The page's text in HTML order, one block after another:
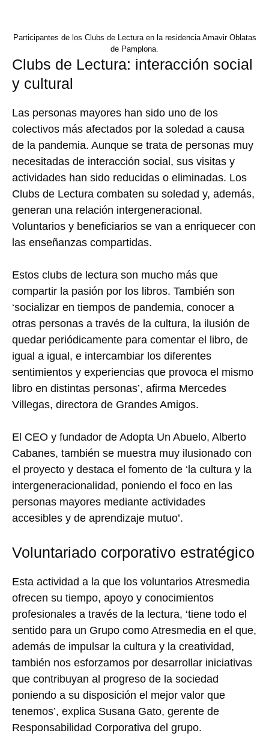
Participantes de los Clubs de Lectura en la residencia Amavir Oblatas
de Pamplona.
Clubs de Lectura: interacción social
y cultural
Las personas mayores han sido uno de los
colectivos más afectados por la soledad a causa
de la pandemia. Aunque se trata de personas muy
necesitadas de interacción social, sus visitas y
actividades han sido reducidas o eliminadas. Los
Clubs de Lectura combaten su soledad y, además,
generan una relación intergeneracional.
Voluntarios y beneficiarios se van a enriquecer con
las enseñanzas compartidas.
Estos clubs de lectura son mucho más que
compartir la pasión por los libros. También son
‘socializar en tiempos de pandemia, conocer a
otras personas a través de la cultura, la ilusión de
quedar periódicamente para comentar el libro, de
igual a igual, e intercambiar los diferentes
sentimientos y experiencias que provoca el mismo
libro en distintas personas’, afirma Mercedes
Villegas, directora de Grandes Amigos.
El CEO y fundador de Adopta Un Abuelo, Alberto
Cabanes, también se muestra muy ilusionado con
el proyecto y destaca el fomento de ‘la cultura y la
intergeneracionalidad, poniendo el foco en las
personas mayores mediante actividades
accesibles y de aprendizaje mutuo’.
Voluntariado corporativo estratégico
Esta actividad a la que los voluntarios Atresmedia
ofrecen su tiempo, apoyo y conocimientos
profesionales a través de la lectura, ‘tiene todo el
sentido para un Grupo como Atresmedia en el que,
además de impulsar la cultura y la creatividad,
también nos esforzamos por desarrollar iniciativas
que contribuyan al progreso de la sociedad
poniendo a su disposición el mejor valor que
tenemos’, explica Susana Gato, gerente de
Responsabilidad Corporativa del grupo.